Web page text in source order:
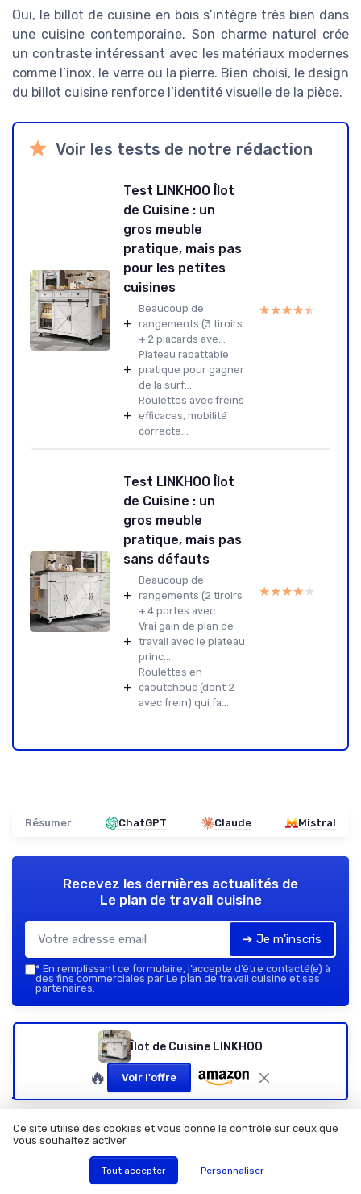
Oui, le billot de cuisine en bois s’intègre très bien dans
une cuisine contemporaine. Son charme naturel crée
un contraste intéressant avec les matériaux modernes
comme l’inox, le verre ou la pierre. Bien choisi, le design
du billot cuisine renforce l’identité visuelle de la pièce.
Voir les tests de notre rédaction
Test LINKHOO Îlot
de Cuisine : un
gros meuble
pratique, mais pas
pour les petites
cuisines
+
Beaucoup de
rangements (3 tiroirs
+ 2 placards ave...
+
Plateau rabattable
pratique pour gagner
de la surf...
+
Roulettes avec freins
efficaces, mobilité
correcte...
★★★★★
★★★★★
Test LINKHOO Îlot
de Cuisine : un
gros meuble
pratique, mais pas
sans défauts
+
Beaucoup de
rangements (2 tiroirs
+ 4 portes avec...
+
Vrai gain de plan de
travail avec le plateau
princ...
+
Roulettes en
caoutchouc (dont 2
avec frein) qui fa...
★★★★★
★★★★★
Résumer ChatGPT Claude Mistral
Recevez les dernières actualités de
Le plan de travail cuisine
➔ Je m'inscris
* En remplissant ce formulaire, j’accepte d’être contacté(e) à
des fins commerciales par Le plan de travail cuisine et ses
partenaires.
Le plan de travail cuisine
Ajoutez-nous à vos sources préférées sur Google
Parole d'experts
Îlot de Cuisine LINKHOO
🔥 Voir l'offre
Ce site utilise des cookies et vous donne le contrôle sur ceux que
vous souhaitez activer
Tout accepter Personnaliser